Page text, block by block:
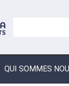
QUI SOMMES